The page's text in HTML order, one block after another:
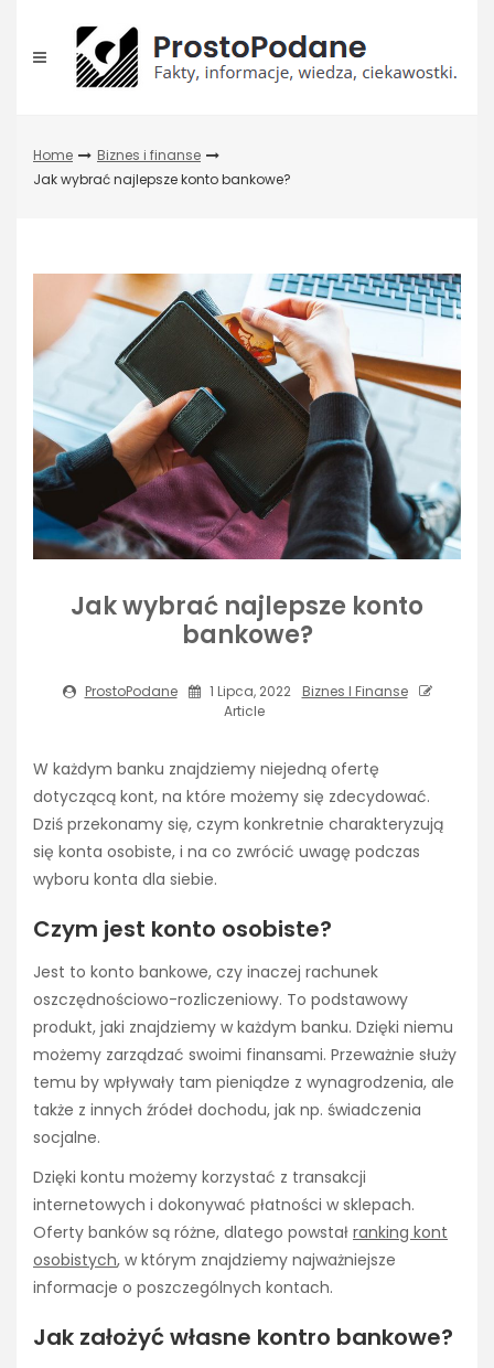
content
Home
Biznes i finanse
Jak wybrać najlepsze konto bankowe?
Jak wybrać najlepsze konto
bankowe?
ProstoPodane 1 Lipca, 2022
Biznes I Finanse
Article
W każdym banku znajdziemy niejedną ofertę
dotyczącą kont, na które możemy się zdecydować.
Dziś przekonamy się, czym konkretnie charakteryzują
się konta osobiste, i na co zwrócić uwagę podczas
wyboru konta dla siebie.
Czym jest konto osobiste?
Jest to konto bankowe, czy inaczej rachunek
oszczędnościowo-rozliczeniowy. To podstawowy
produkt, jaki znajdziemy w każdym banku. Dzięki niemu
możemy zarządzać swoimi finansami. Przeważnie służy
temu by wpływały tam pieniądze z wynagrodzenia, ale
także z innych źródeł dochodu, jak np. świadczenia
socjalne.
Dzięki kontu możemy korzystać z transakcji
internetowych i dokonywać płatności w sklepach.
Oferty banków są różne, dlatego powstał ranking kont
osobistych, w którym znajdziemy najważniejsze
informacje o poszczególnych kontach.
Jak założyć własne kontro bankowe?